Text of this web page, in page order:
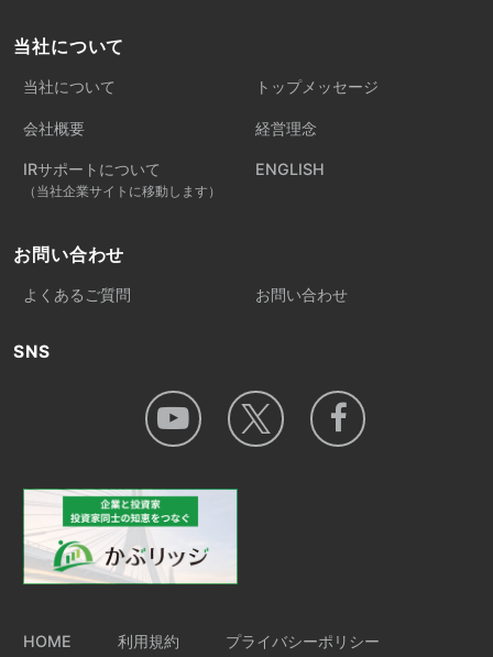
当社について
当社について トップメッセージ
会社概要 経営理念
IRサポートについて
（当社企業サイトに移動します）
ENGLISH
お問い合わせ
よくあるご質問 お問い合わせ
SNS
HOME 利用規約 プライバシーポリシー